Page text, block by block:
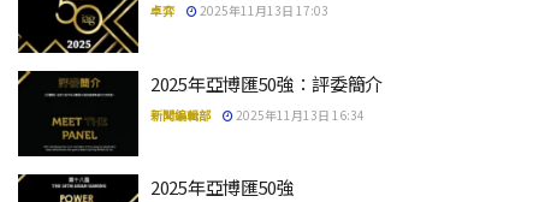
卓弈 2025年11月13日 17:03
2025年亞博匯50強：評委簡介
新聞編輯部 2025年11月13日 16:34
2025年亞博匯50強